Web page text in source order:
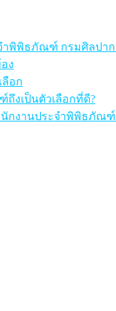
ำพิพิธภัณฑ์ กรมศิลปาก
ง
อก
งเป็นตัวเลือกที่ดี?
กงานประจำพิพิธภัณ